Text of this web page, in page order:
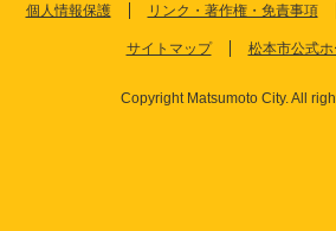
個人情報保護 リンク・著作権・免責事項
サイトマップ 松本市公式
Copyright Matsumoto City. All